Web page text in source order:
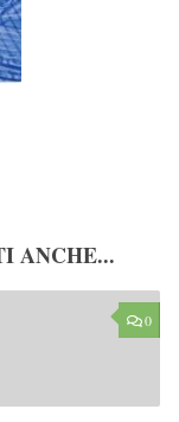
ANCHE...
0